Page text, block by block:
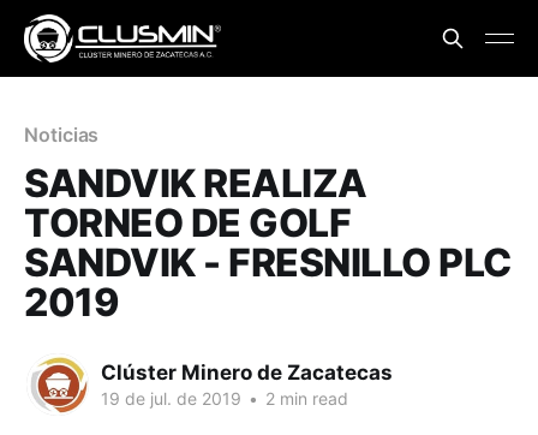
Noticias
SANDVIK REALIZA
TORNEO DE GOLF
SANDVIK - FRESNILLO PLC
2019
Clúster Minero de Zacatecas
19 de jul. de 2019 • 2 min read